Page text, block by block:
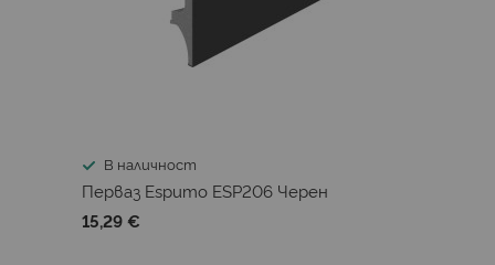
В наличност
Перваз Espumo ESP206 Черен
15,29 €